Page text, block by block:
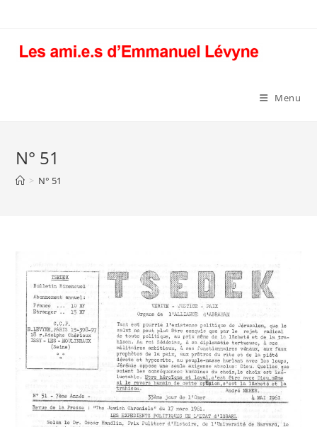
content
Menu
N° 51
> N° 51